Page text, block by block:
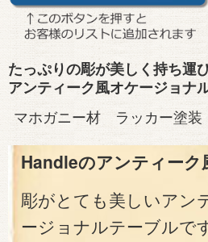
たっぷりの彫が美しく持ち運
アンティーク風オケージョナ
マホガニー材 ラッカー塗装
Handleのアンティーク
彫がとても美しいアン
ージョナルテーブルで